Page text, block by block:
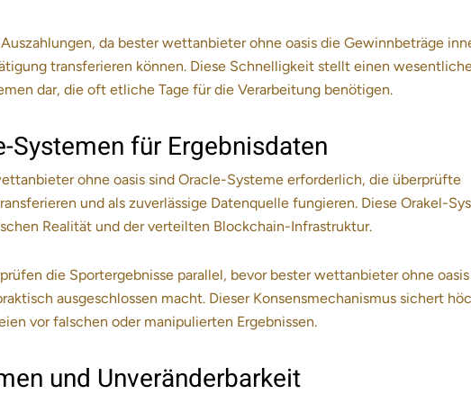
da bester wettanbieter ohne oasis die Gewinnbeträge
transferieren können. Diese Schnelligkeit stellt einen
dar, die oft etliche Tage für die Verarbeitung benötigen.
Systemen für Ergebnisdaten
ohne oasis sind Oracle-Systeme erforderlich, die überprüfte
und als zuverlässige Datenquelle fungieren. Diese Orakel-
Realität und der verteilten Blockchain-Infrastruktur.
die Sportergebnisse parallel, bevor bester wettanbieter ohne
ausgeschlossen macht. Dieser Konsensmechanismus sichert
vor falschen oder manipulierten Ergebnissen.
und Unveränderbarkeit